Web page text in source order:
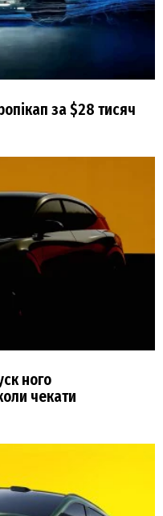
за $28 тисяч
ного
чекати